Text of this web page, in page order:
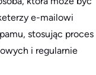
e-mailowi
stosując proces
i regularnie